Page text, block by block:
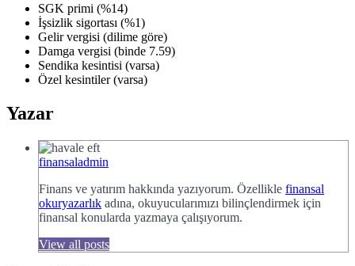
SGK primi (%14)
İşsizlik sigortası (%1)
Gelir vergisi (dilime göre)
Damga vergisi (binde 7.59)
Sendika kesintisi (varsa)
Özel kesintiler (varsa)
Yazar
finansaladmin
Finans ve yatırım hakkında yazıyorum. Özellikle finansal
okuryazarlık adına, okuyucularımızı bilinçlendirmek için
finansal konularda yazmaya çalışıyorum.
View all posts